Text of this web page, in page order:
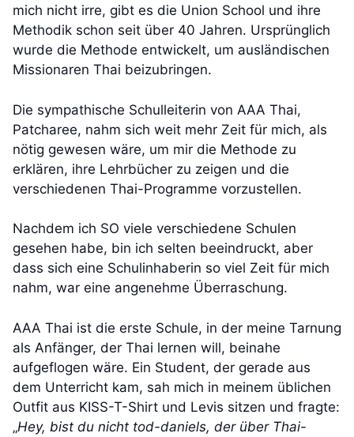
mich nicht irre, gibt es die Union School und ihre
Methodik schon seit über 40 Jahren. Ursprünglich
wurde die Methode entwickelt, um ausländischen
Missionaren Thai beizubringen.
Die sympathische Schulleiterin von AAA Thai,
Patcharee, nahm sich weit mehr Zeit für mich, als
nötig gewesen wäre, um mir die Methode zu
erklären, ihre Lehrbücher zu zeigen und die
verschiedenen Thai-Programme vorzustellen.
Nachdem ich SO viele verschiedene Schulen
gesehen habe, bin ich selten beeindruckt, aber
dass sich eine Schulinhaberin so viel Zeit für mich
nahm, war eine angenehme Überraschung.
AAA Thai ist die erste Schule, in der meine Tarnung
als Anfänger, der Thai lernen will, beinahe
aufgeflogen wäre. Ein Student, der gerade aus
dem Unterricht kam, sah mich in meinem üblichen
Outfit aus KISS-T-Shirt und Levis sitzen und fragte:
„Hey, bist du nicht tod-daniels, der über Thai-